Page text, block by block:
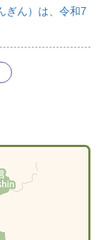
ぎん）は、令和7